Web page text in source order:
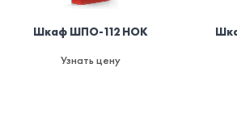
Шкаф ШПО-112 НОК
Узнать цену